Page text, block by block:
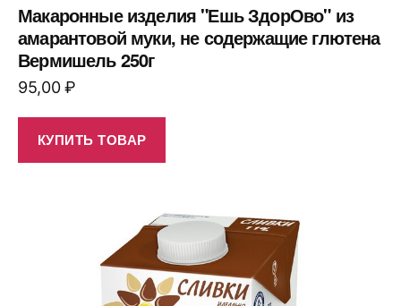
Макаронные изделия "Ешь ЗдорОво" из
амарантовой муки, не содержащие глютена
Вермишель 250г
95,00₽
КУПИТЬ ТОВАР